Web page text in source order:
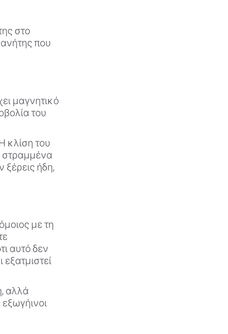
στο
που
μαγνητικό
του
κλίση του
στραμμένα
ξέρεις ήδη,
με τη
αυτό δεν
αλλά